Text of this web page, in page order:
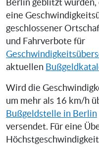
Berlin geblitzt
eine
geschlossener
und Fahrverbote für
aktuellen
Wird die
um mehr als 16 km/h
Bußgeldstelle in Berlin
versendet. Für eine